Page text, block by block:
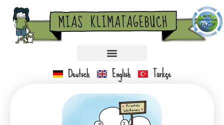
Deutsch English Türkçe